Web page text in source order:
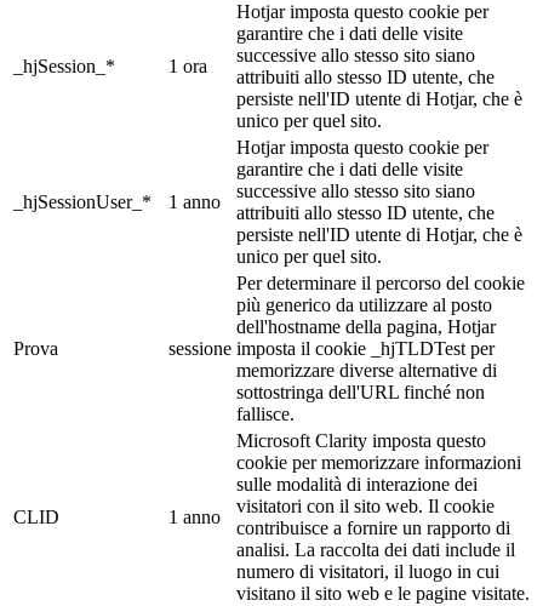
_hjSession_* 1 ora
Hotjar imposta questo cookie per
garantire che i dati delle visite
successive allo stesso sito siano
attribuiti allo stesso ID utente, che
persiste nell'ID utente di Hotjar, che è
unico per quel sito.
_hjSessionUser_* 1 anno
Hotjar imposta questo cookie per
garantire che i dati delle visite
successive allo stesso sito siano
attribuiti allo stesso ID utente, che
persiste nell'ID utente di Hotjar, che è
unico per quel sito.
Prova sessione
Per determinare il percorso del cookie
più generico da utilizzare al posto
dell'hostname della pagina, Hotjar
imposta il cookie _hjTLDTest per
memorizzare diverse alternative di
sottostringa dell'URL finché non
fallisce.
CLID 1 anno
Microsoft Clarity imposta questo
cookie per memorizzare informazioni
sulle modalità di interazione dei
visitatori con il sito web. Il cookie
contribuisce a fornire un rapporto di
analisi. La raccolta dei dati include il
numero di visitatori, il luogo in cui
visitano il sito web e le pagine visitate.